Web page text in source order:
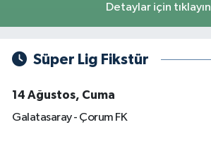
Detaylar için tıklayın
Süper Lig Fikstür
14 Ağustos, Cuma
Galatasaray - Çorum FK